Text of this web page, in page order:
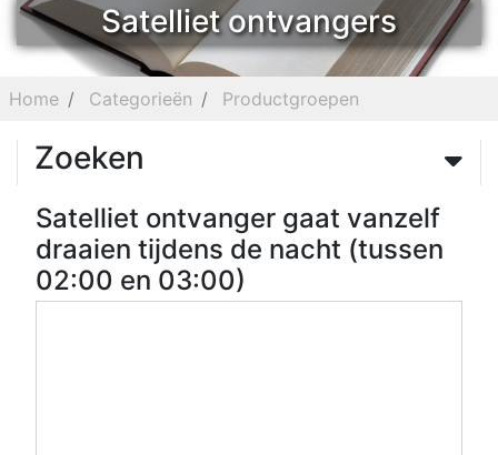
Satelliet ontvangers
Home Categorieën Productgroepen
Zoeken
Satelliet ontvanger gaat vanzelf
draaien tijdens de nacht (tussen
02:00 en 03:00)